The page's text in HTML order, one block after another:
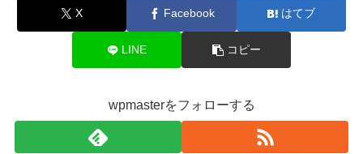
X Facebook はてブ
LINE コピー
wpmasterをフォローする